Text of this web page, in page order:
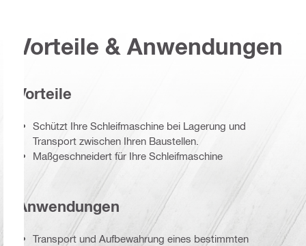
Vorteile & Anwendungen
Vorteile
Schützt Ihre Schleifmaschine bei Lagerung und
Transport zwischen Ihren Baustellen.
Maßgeschneidert für Ihre Schleifmaschine
Anwendungen
Transport und Aufbewahrung eines bestimmten